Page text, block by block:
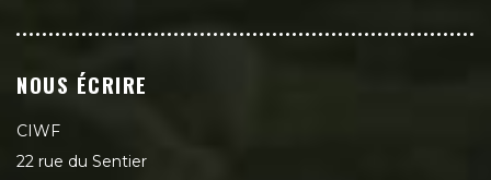
NOUS ÉCRIRE
CIWF
22 rue du Sentier